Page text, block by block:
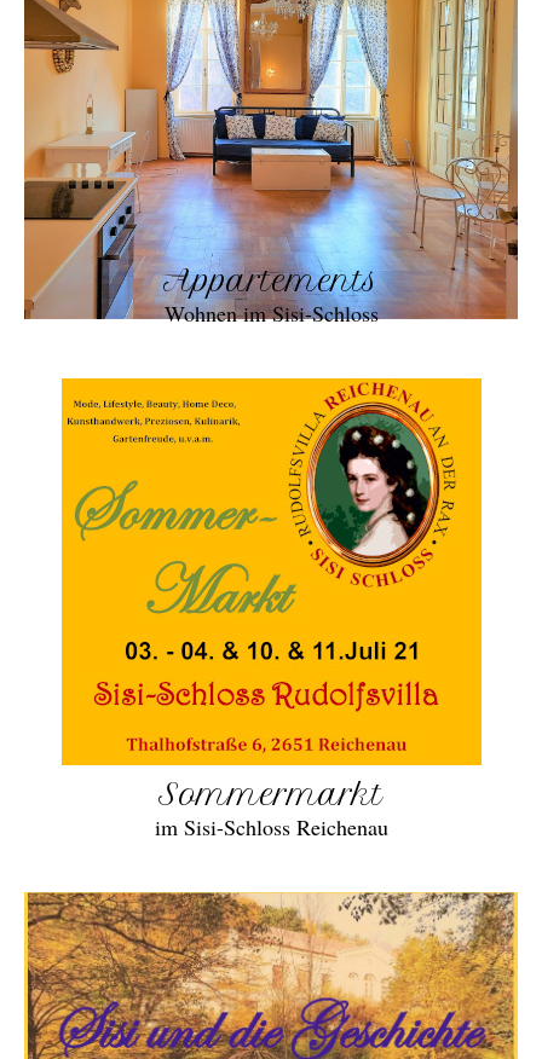
Appartements
Wohnen im Sisi-Schloss
Sommermarkt
im Sisi-Schloss Reichenau